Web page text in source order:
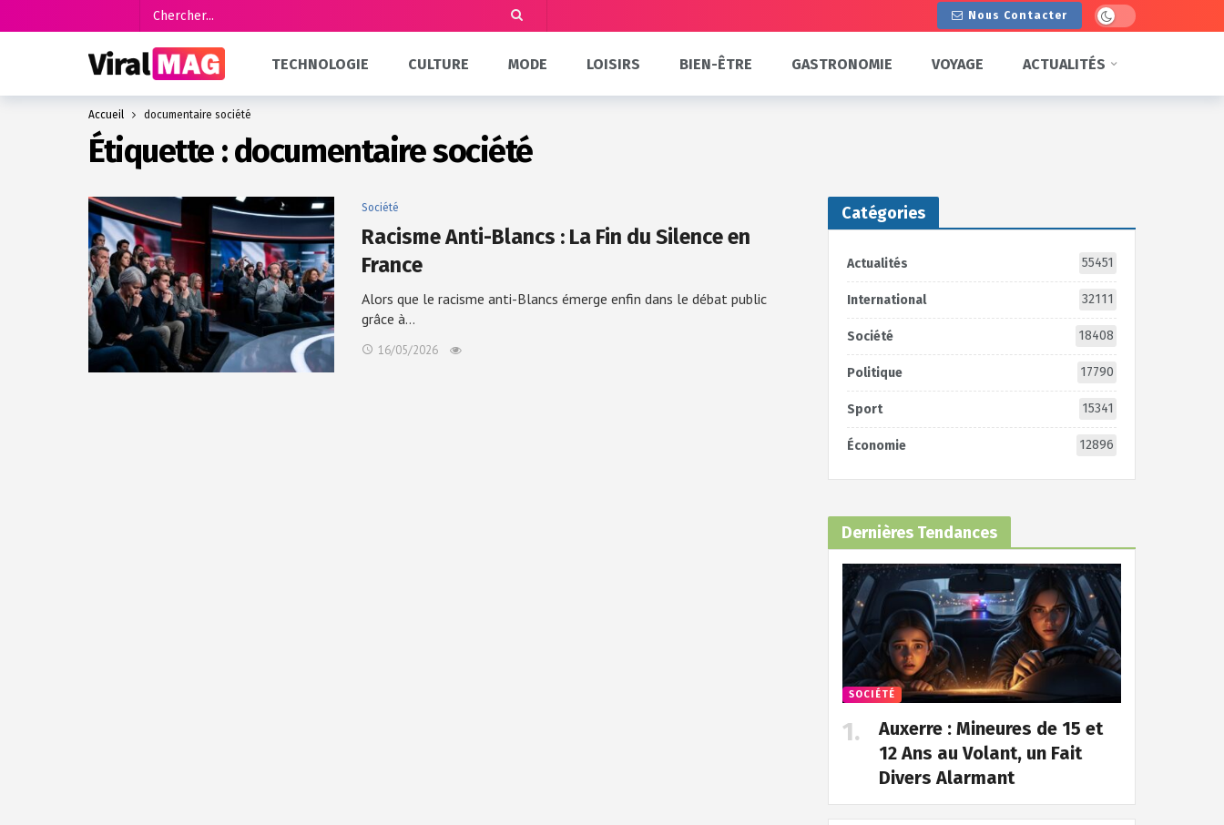
Nous Contacter Dark mode
TECHNOLOGIE CULTURE MODE LOISIRS BIEN-ÊTRE GASTRONOMIE VOYAGE ACTUALITÉS
Accueil documentaire société
Étiquette :documentaire société
Société
Racisme Anti-Blancs : La Fin du Silence en
France
Alors que le racisme anti-Blancs émerge enfin dans le débat public
grâce à…
16/05/2026
Catégories
Actualités 55451
International 32111
Société 18408
Politique 17790
Sport 15341
Économie 12896
Dernières Tendances
SOCIÉTÉ
Auxerre : Mineures de 15 et
12 Ans au Volant, un Fait
Divers Alarmant